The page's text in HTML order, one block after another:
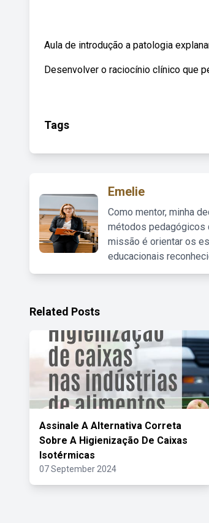
Aula de introdução a patologia
Desenvolver o raciocínio clínico que
Tags
Emelie
Como mentor, minha
métodos pedagógicos
missão é orientar os
educacionais
Related Posts
Assinale A Alternativa Correta
Sobre A Higienização De Caixas
Isotérmicas
07 September 2024